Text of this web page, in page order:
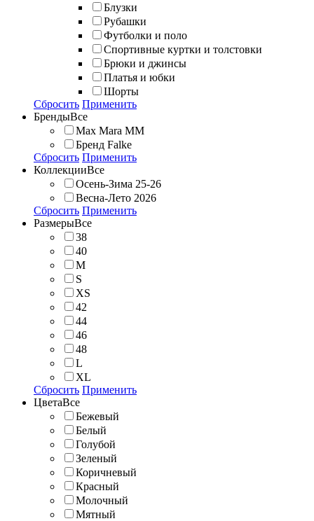
Блузки
Рубашки
Футболки и поло
Спортивные куртки и толстовки
Брюки и джинсы
Платья и юбки
Шорты
Сбросить Применить
БрендыВсе
Max Mara MM
Бренд Falke
Сбросить Применить
КоллекцииВсе
Осень-Зима 25-26
Весна-Лето 2026
Сбросить Применить
РазмерыВсе
38
40
M
S
XS
42
44
46
48
L
XL
Сбросить Применить
ЦветаВсе
Бежевый
Белый
Голубой
Зеленый
Коричневый
Красный
Молочный
Мятный